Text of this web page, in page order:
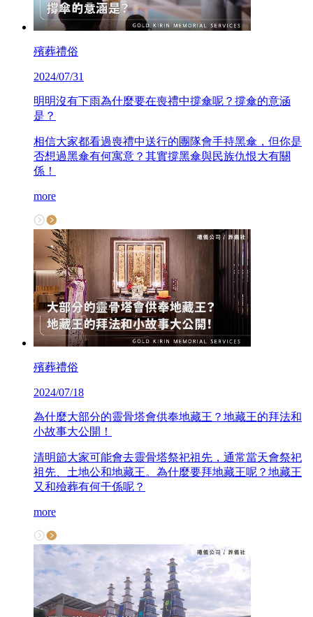
殯葬禮俗
2024/07/31
明明沒有下雨為什麼要在喪禮中撐傘呢？撐傘的意涵
是？
相信大家都看過喪禮中送行的團隊會手持黑傘，但你是
否想過黑傘有何寓意？其實撐黑傘與民族仇恨大有關
係！
more
殯葬禮俗
2024/07/18
為什麼大部分的靈骨塔會供奉地藏王？地藏王的拜法和
小故事大公開！
清明節大家可能會去靈骨塔祭祀祖先，通常當天會祭祀
祖先、土地公和地藏王。為什麼要拜地藏王呢？地藏王
又和殮葬有何干係呢？
more